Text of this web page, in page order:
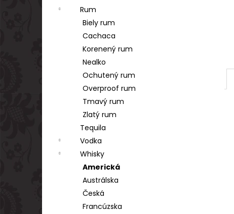
Rum
Biely rum
Cachaca
Korenený rum
Nealko
Ochutený rum
Overproof rum
Tmavý rum
Zlatý rum
Tequila
Vodka
Whisky
Americká
Austrálska
Česká
Francúzska